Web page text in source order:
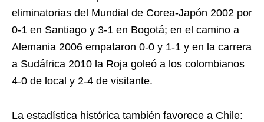
eliminatorias del Mundial de Corea-Japón 2002 por
0-1 en Santiago y 3-1 en Bogotá; en el camino a
Alemania 2006 empataron 0-0 y 1-1 y en la carrera
a Sudáfrica 2010 la Roja goleó a los colombianos
4-0 de local y 2-4 de visitante.
La estadística histórica también favorece a Chile: